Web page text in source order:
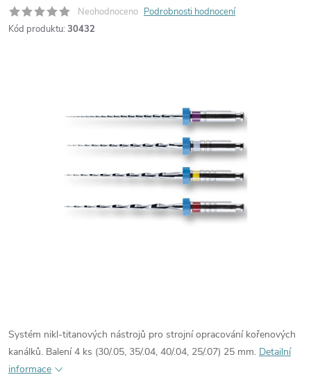
Neohodnoceno Podrobnosti hodnocení
Kód produktu: 30432
Systém nikl-titanových nástrojů pro strojní opracování kořenových
kanálků. Balení 4 ks (30/.05, 35/.04, 40/.04, 25/.07) 25 mm. Detailní
informace